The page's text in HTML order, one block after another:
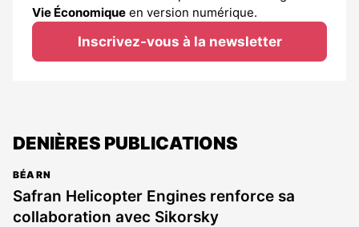
Vie Économique en version numérique.
Inscrivez-vous à la newsletter
DENIÈRES PUBLICATIONS
BÉARN
Safran Helicopter Engines renforce sa
collaboration avec Sikorsky